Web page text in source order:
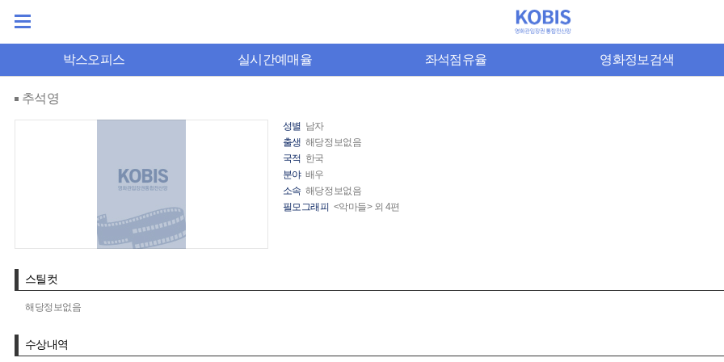
박스오피스 실시간예매율 좌석점유율 영화정보검색
추석영
성별 남자
출생 해당정보없음
국적 한국
분야 배우
소속 해당정보없음
필모그래피 <악마들> 외 4편
스틸컷
해당정보없음
수상내역